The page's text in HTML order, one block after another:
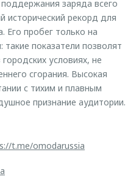
заряда всего
исторический рекорд для
Его пробег только на
такие показатели позволят
условиях, не
сгорания. Высокая
с тихим и плавным
признание аудитории.
t.me/omodarussia